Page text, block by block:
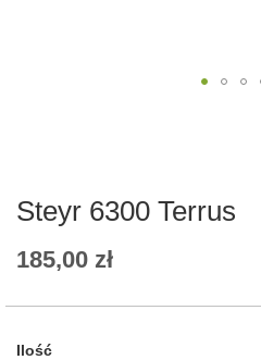
the
gallery
Steyr 6300 Terrus
185,00 zł
Ilość